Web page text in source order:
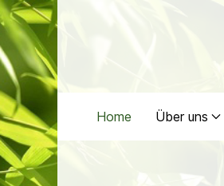
Home Über uns